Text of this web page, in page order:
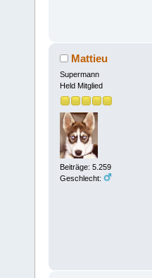
Mattieu
Supermann
Held Mitglied
Beiträge: 5.259
Geschlecht: